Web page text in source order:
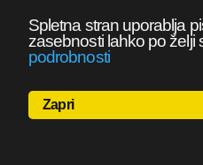
Spletna stran uporablja
zasebnosti lahko po želji
podrobnosti
Zapri